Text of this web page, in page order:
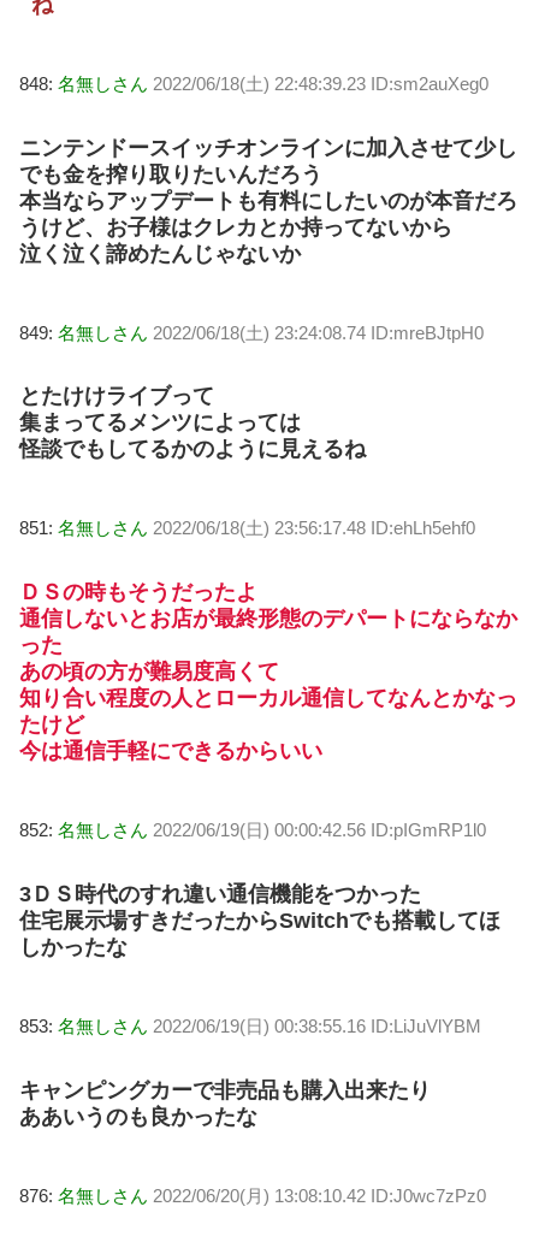
848: 名無しさん 2022/06/18(土) 22:48:39.23 ID:sm2auXeg0
ニンテンドースイッチオンラインに加入させて少し
でも金を搾り取りたいんだろう
本当ならアップデートも有料にしたいのが本音だろ
うけど、お子様はクレカとか持ってないから
泣く泣く諦めたんじゃないか
849: 名無しさん 2022/06/18(土) 23:24:08.74 ID:mreBJtpH0
とたけけライブって
集まってるメンツによっては
怪談でもしてるかのように見えるね
851: 名無しさん 2022/06/18(土) 23:56:17.48 ID:ehLh5ehf0
ＤＳの時もそうだったよ
通信しないとお店が最終形態のデパートにならなか
った
あの頃の方が難易度高くて
知り合い程度の人とローカル通信してなんとかなっ
たけど
今は通信手軽にできるからいい
852: 名無しさん 2022/06/19(日) 00:00:42.56 ID:pIGmRP1l0
3ＤＳ時代のすれ違い通信機能をつかった
住宅展示場すきだったからSwitchでも搭載してほ
しかったな
853: 名無しさん 2022/06/19(日) 00:38:55.16 ID:LiJuVlYBM
キャンピングカーで非売品も購入出来たり
ああいうのも良かったな
876: 名無しさん 2022/06/20(月) 13:08:10.42 ID:J0wc7zPz0